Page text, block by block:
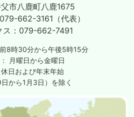
市八鹿町八鹿1675
079-662-3161（代表）
： 079-662-7491
8時30分から午後5時15分
月曜日から金曜日
日および年末年始
日から1月3日）を除く